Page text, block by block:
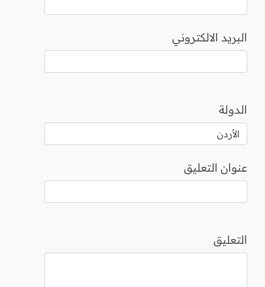
البريد الالكتروني
الدولة
عنوان التعليق
التعليق